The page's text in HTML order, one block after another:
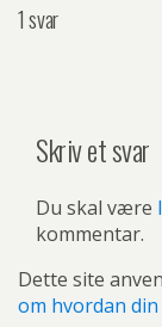
1 svar
Skriv et svar
Du skal være
kommentar.
Dette site
om hvordan